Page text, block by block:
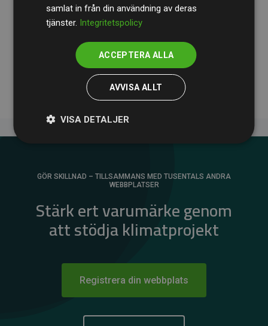
Deras granskning visar att våra investeringar i
klimatprojekt i genomsnitt kompenserar för
de beräknade CO₂-utsläppenfrån
medlemswebbplatser – ett tydligt bevis på att vårt
arbetssätt ger mätbar klimatnytta.
GÖR SKILLNAD – TILLSAMMANS MED TUSENTALS ANDRA
WEBBPLATSER
Stärk ert varumärke genom
att stödja klimatprojekt
Registrera din webbplats
samlat in från din användning av deras
tjänster. Integritetspolicy
ACCEPTERA ALLA
AVVISA ALLT
VISA DETALJER